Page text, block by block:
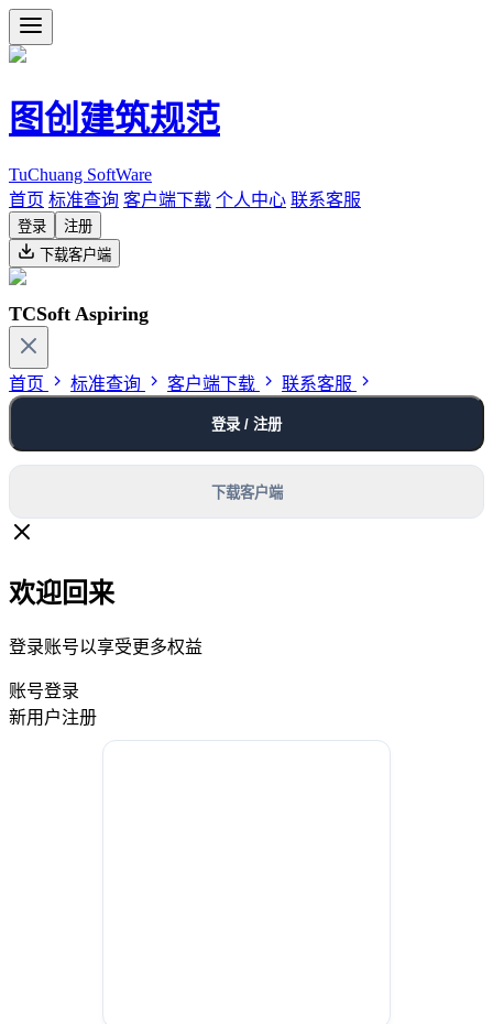
图创建筑规范
TuChuang SoftWare
首页 标准查询 客户端下载 个人中心 联系客服
登录
注册
下载客户端
TCSoft Aspiring
首页 标准查询 客户端下载 联系客服
登录 / 注册
下载客户端
欢迎回来
登录账号以享受更多权益
账号登录
新用户注册